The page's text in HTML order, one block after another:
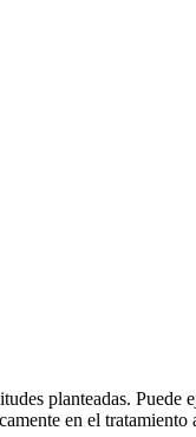
planteadas.
en el